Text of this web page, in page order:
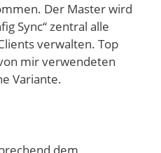
Der Master wird
Sync“ zentral alle
verwalten. Top
mir verwendeten
Variante.